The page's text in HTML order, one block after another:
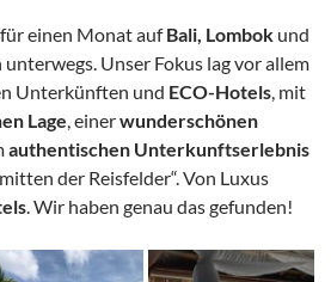
einen Monat aufBali, Lombok und
Unser Fokus lag vor allem
Unterkünften und ECO-Hotels, mit
Lage, einerwunderschönen
authentischen Unterkunftserlebnis
der Reisfelder“. Von Luxus
. Wir haben genau das gefunden!